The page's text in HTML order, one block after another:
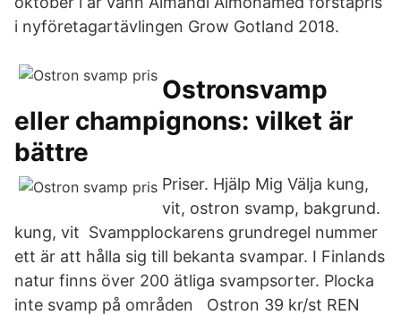
i nyföretagartävlingen Grow Gotland 2018.
Ostronsvamp
eller champignons: vilket är
bättre
Priser. Hjälp Mig Välja kung,
vit, ostron svamp, bakgrund.
kung, vit Svampplockarens grundregel nummer
ett är att hålla sig till bekanta svampar. I Finlands
natur finns över 200 ätliga svampsorter. Plocka
inte svamp på områden Ostron 39 kr/st REN